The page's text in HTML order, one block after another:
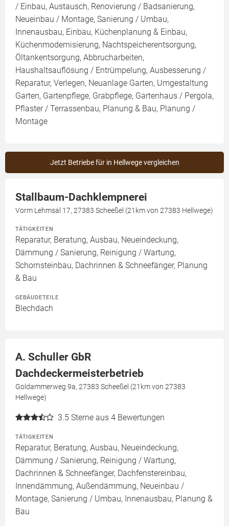
/ Einbau, Austausch, Renovierung / Badsanierung,
Neueinbau / Montage, Sanierung / Umbau,
Innenausbau, Einbau, Küchenplanung & Einbau,
Küchenmodernisierung, Nachtspeicherentsorgung,
Öltankentsorgung, Abbrucharbeiten,
Haushaltsauflösung / Entrümpelung, Ausbesserung /
Reparatur, Verlegen, Neuanlage Garten, Umgestaltung
Garten, Gartenpflege, Grabpflege, Gartenhaus / Pergola,
Pflaster / Terrassenbau, Planung & Bau, Planung /
Montage
Jetzt Betriebe für in Hellwege vergleichen
Stallbaum-Dachklempnerei
Vorm Lehmsal 17, 27383 Scheeßel (21km von 27383 Hellwege)
TÄTIGKEITEN
Reparatur, Beratung, Ausbau, Neueindeckung,
Dämmung / Sanierung, Reinigung / Wartung,
Schornsteinbau, Dachrinnen & Schneefänger, Planung
& Bau
GEBÄUDETEILE
Blechdach
A. Schuller GbR
Dachdeckermeisterbetrieb
Goldammerweg 9a, 27383 Scheeßel (21km von 27383
Hellwege)
3.5 Sterne aus 4 Bewertungen
TÄTIGKEITEN
Reparatur, Beratung, Ausbau, Neueindeckung,
Dämmung / Sanierung, Reinigung / Wartung,
Dachrinnen & Schneefänger, Dachfenstereinbau,
Innendämmung, Außendämmung, Neueinbau /
Montage, Sanierung / Umbau, Innenausbau, Planung &
Bau